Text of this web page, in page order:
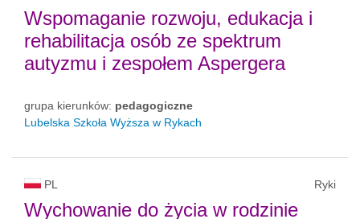
Wspomaganie rozwoju, edukacja i
rehabilitacja osób ze spektrum
autyzmu i zespołem Aspergera
grupa kierunków: pedagogiczne
Lubelska Szkoła Wyższa w Rykach
PL Ryki
Wychowanie do życia w rodzinie